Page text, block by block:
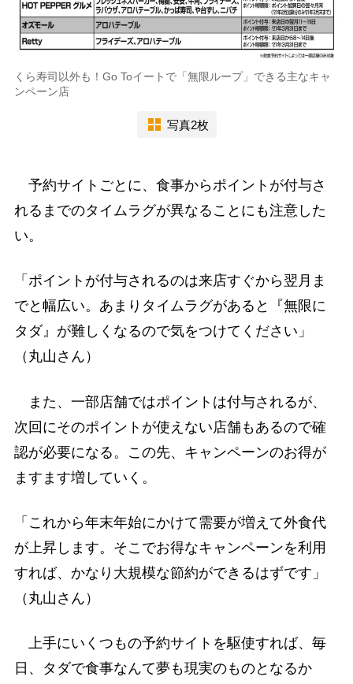
くら寿司以外も！Go Toイートで「無限ループ」できる主なキャ
ンペーン店
写真2枚
予約サイトごとに、食事からポイントが付与さ
れるまでのタイムラグが異なることにも注意した
い。
「ポイントが付与されるのは来店すぐから翌月ま
でと幅広い。あまりタイムラグがあると『無限に
タダ』が難しくなるので気をつけてください」
（丸山さん）
また、一部店舗ではポイントは付与されるが、
次回にそのポイントが使えない店舗もあるので確
認が必要になる。この先、キャンペーンのお得が
ますます増していく。
「これから年末年始にかけて需要が増えて外食代
が上昇します。そこでお得なキャンペーンを利用
すれば、かなり大規模な節約ができるはずです」
（丸山さん）
上手にいくつもの予約サイトを駆使すれば、毎
日、タダで食事なんて夢も現実のものとなるか